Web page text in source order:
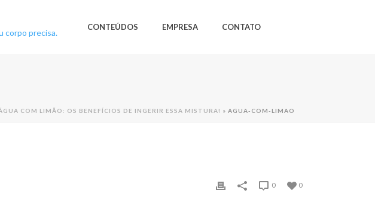
CONTEÚDOS EMPRESA CONTATO
COM LIMÃO: OS BENEFÍCIOS DE INGERIR ESSA MISTURA! » AGUA-COM-LIMAO
0
0